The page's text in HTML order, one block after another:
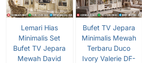
Lemari Hias
Minimalis Set
Bufet TV Jepara
Mewah David
Bufet TV Jepara
Minimalis Mewah
Terbaru Duco
Ivory Valerie DF-